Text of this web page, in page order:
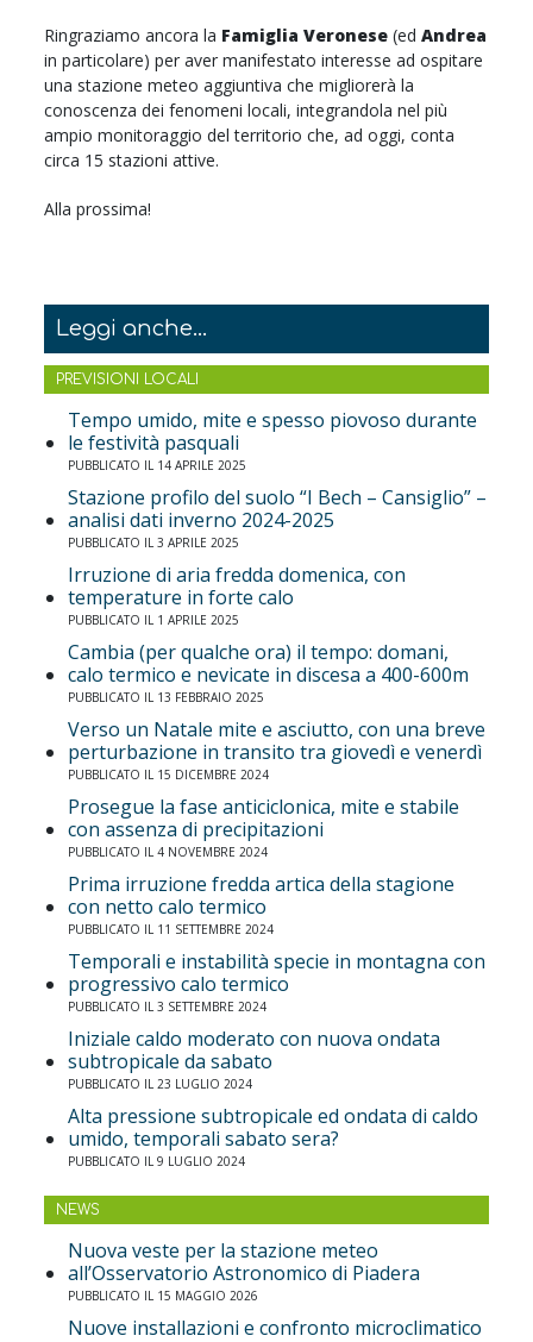
Ringraziamo ancora la Famiglia Veronese (edAndrea
in particolare) per aver manifestato interesse ad ospitare
una stazione meteo aggiuntiva che migliorerà la
conoscenza dei fenomeni locali, integrandola nel più
ampio monitoraggio del territorio che, ad oggi, conta
circa 15 stazioni attive.
Alla prossima!
Leggi anche...
PREVISIONI LOCALI
Tempo umido, mite e spesso piovoso durante
le festività pasquali
PUBBLICATO IL 14 APRILE 2025
Stazione profilo del suolo “I Bech – Cansiglio” –
analisi dati inverno 2024-2025
PUBBLICATO IL 3 APRILE 2025
Irruzione di aria fredda domenica, con
temperature in forte calo
PUBBLICATO IL 1 APRILE 2025
Cambia (per qualche ora) il tempo: domani,
calo termico e nevicate in discesa a 400-600m
PUBBLICATO IL 13 FEBBRAIO 2025
Verso un Natale mite e asciutto, con una breve
perturbazione in transito tra giovedì e venerdì
PUBBLICATO IL 15 DICEMBRE 2024
Prosegue la fase anticiclonica, mite e stabile
con assenza di precipitazioni
PUBBLICATO IL 4 NOVEMBRE 2024
Prima irruzione fredda artica della stagione
con netto calo termico
PUBBLICATO IL 11 SETTEMBRE 2024
Temporali e instabilità specie in montagna con
progressivo calo termico
PUBBLICATO IL 3 SETTEMBRE 2024
Iniziale caldo moderato con nuova ondata
subtropicale da sabato
PUBBLICATO IL 23 LUGLIO 2024
Alta pressione subtropicale ed ondata di caldo
umido, temporali sabato sera?
PUBBLICATO IL 9 LUGLIO 2024
NEWS
Nuova veste per la stazione meteo
all’Osservatorio Astronomico di Piadera
PUBBLICATO IL 15 MAGGIO 2026
Nuove installazioni e confronto microclimatico